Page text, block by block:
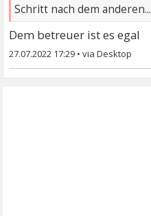
Schritt nach dem anderen...
Dem betreuer ist es egal
27.07.2022 17:29 •